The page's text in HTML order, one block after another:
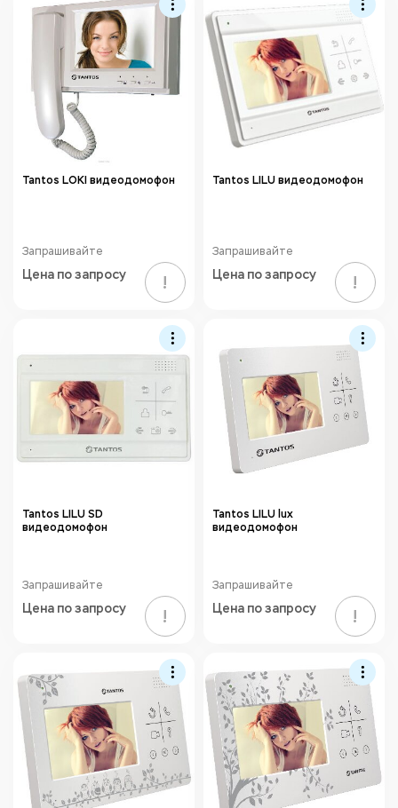
Tantos LOKI видеодомофон
Запрашивайте
Цена по запросу !
Tantos LILU видеодомофон
Запрашивайте
Цена по запросу !
Tantos LILU SD
видеодомофон
Запрашивайте
Цена по запросу !
Tantos LILU lux
видеодомофон
Запрашивайте
Цена по запросу !